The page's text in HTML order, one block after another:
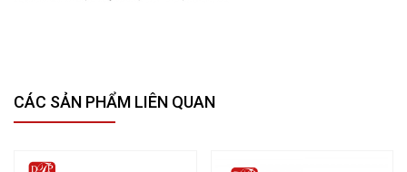
CÁC SẢN PHẨM LIÊN QUAN